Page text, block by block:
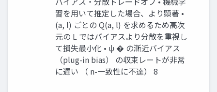
習を用いて推定した場合、より顕著 •
(a, l) ごとの Q(a, l) を求めるため高次
元の L ではバイアスより分散を重視し
て損失最小化 • ψ � の漸近バイアス
（plug-in bias） の収束レートが非常
に遅い （ n-一致性に不達） 8